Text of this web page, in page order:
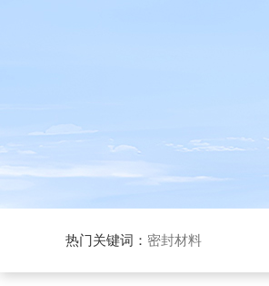
热门关键词： 密封材料